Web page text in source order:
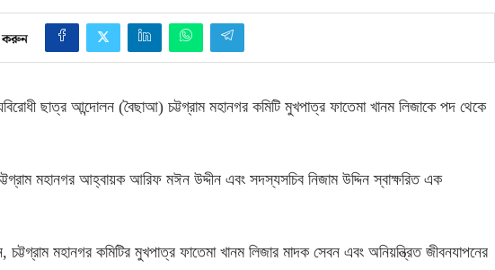
করুন
ছাত্র আন্দোলন (বৈছাআ) চট্টগ্রাম মহানগর কমিটি মুখপাত্র ফাতেমা খানম লিজাকে পদ থেকে
মহানগর আহ্বায়ক আরিফ মঈন উদ্দীন এবং সদস্যসচিব নিজাম উদ্দিন স্বাক্ষরিত এক
, চট্টগ্রাম মহানগর কমিটির মুখপাত্র ফাতেমা খানম লিজার মাদক সেবন এবং অনিয়ন্ত্রিত জীবনযাপনের